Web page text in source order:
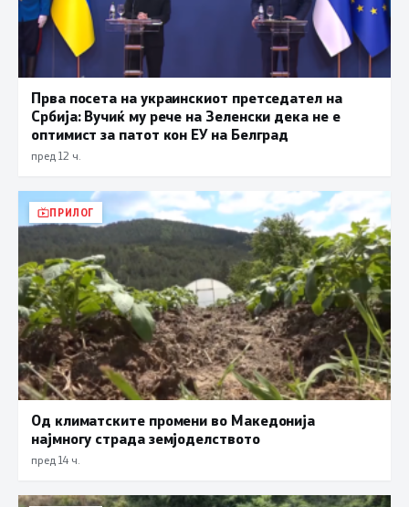
Прва посета на украинскиот претседател на
Србија: Вучиќ му рече на Зеленски дека не е
оптимист за патот кон ЕУ на Белград
пред 12 ч.
ПРИЛОГ
Од климатските промени во Македонија
најмногу страда земјоделството
пред 14 ч.